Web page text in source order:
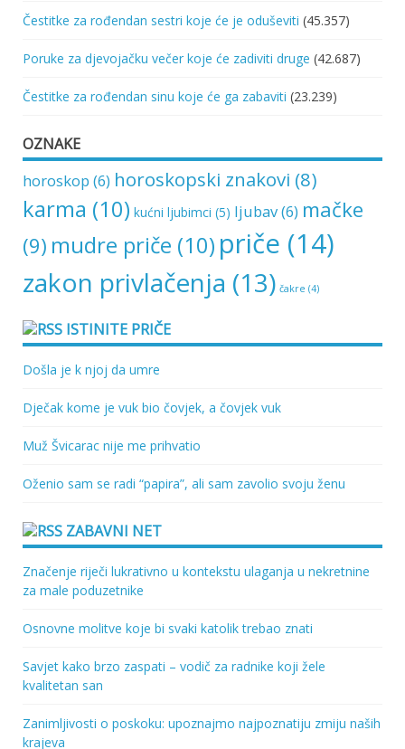
Čestitke za rođendan sestri koje će je oduševiti (45.357)
Poruke za djevojačku večer koje će zadiviti druge (42.687)
Čestitke za rođendan sinu koje će ga zabaviti (23.239)
OZNAKE
horoskop (6) horoskopski znakovi (8)
karma (10) kućni ljubimci (5) ljubav(6) mačke
(9) mudre priče (10) priče (14)
zakon privlačenja (13) čakre (4)
ISTINITE PRIČE
Došla je k njoj da umre
Dječak kome je vuk bio čovjek, a čovjek vuk
Muž Švicarac nije me prihvatio
Oženio sam se radi “papira”, ali sam zavolio svoju ženu
ZABAVNI NET
Značenje riječi lukrativno u kontekstu ulaganja u nekretnine
za male poduzetnike
Osnovne molitve koje bi svaki katolik trebao znati
Savjet kako brzo zaspati – vodič za radnike koji žele
kvalitetan san
Zanimljivosti o poskoku: upoznajmo najpoznatiju zmiju naših
krajeva